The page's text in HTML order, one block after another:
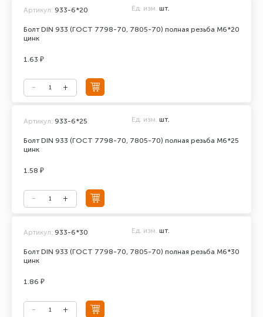
Болт DIN 933 (ГОСТ 7798-70, 7805-70) полная резьба М6*20
цинк
Артикул: 933-6*20 Ед. изм. шт.
1.63 ₽
Болт DIN 933 (ГОСТ 7798-70, 7805-70) полная резьба М6*25
цинк
Артикул: 933-6*25 Ед. изм. шт.
1.58 ₽
Болт DIN 933 (ГОСТ 7798-70, 7805-70) полная резьба М6*30
цинк
Артикул: 933-6*30 Ед. изм. шт.
1.86 ₽